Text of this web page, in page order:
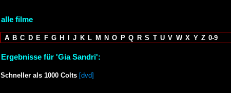
alle filme
A B C D E F G H I J K L M N O P Q R S T U V W X Y Z 0-9
Ergebnisse für 'Gia Sandri':
Schneller als 1000 Colts [dvd]